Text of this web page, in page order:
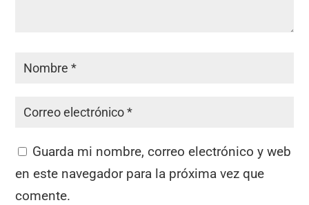
Guarda mi nombre, correo electrónico y web
en este navegador para la próxima vez que
comente.